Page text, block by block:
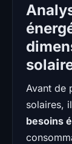
Avant de
solaires,
besoins